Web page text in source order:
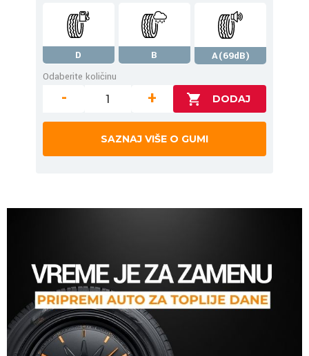
D B
A(69dB)
Odaberite količinu
- +
SAZNAJ VIŠE O GUMI